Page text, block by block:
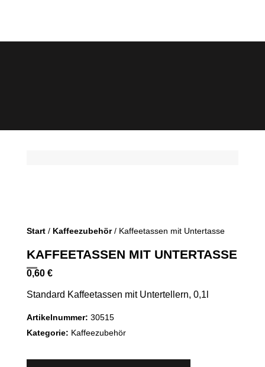
Start / Kaffeezubehör/ Kaffeetassen mit Untertasse
KAFFEETASSEN MIT UNTERTASSE
0,60 €
Standard Kaffeetassen mit Untertellern, 0,1l
Artikelnummer: 30515
Kategorie: Kaffeezubehör